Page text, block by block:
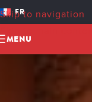
Skip to navigation
FR
MENU